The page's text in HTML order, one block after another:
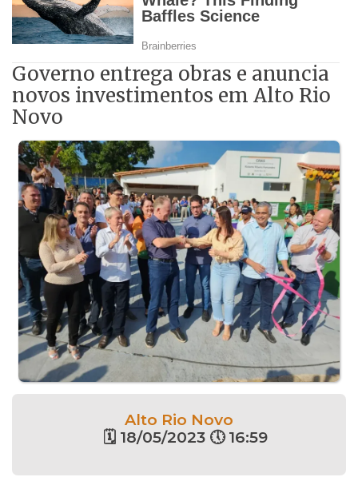
Governo entrega obras e anuncia
novos investimentos em Alto Rio
Novo
Alto Rio Novo
🗓 18/05/2023 🕔 16:59